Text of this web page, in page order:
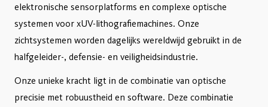
elektronische sensorplatforms en complexe optische
systemen voor xUV-lithografiemachines. Onze
zichtsystemen worden dagelijks wereldwijd gebruikt in de
halfgeleider-, defensie- en veiligheidsindustrie.
Onze unieke kracht ligt in de combinatie van optische
precisie met robuustheid en software. Deze combinatie